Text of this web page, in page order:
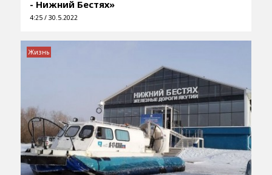
- Нижний Бестях»
4:25 / 30.5.2022
Жизнь